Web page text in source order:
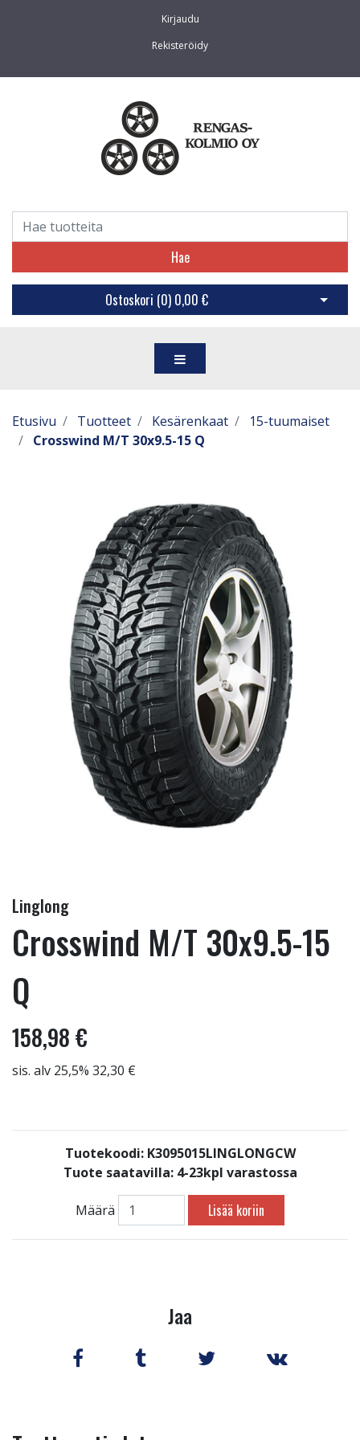
Kirjaudu
Rekisteröidy
Hae
Ostoskori (0) 0,00 € Avaa
Etusivu Tuotteet Kesärenkaat
15-tuumaiset
Crosswind M/T 30x9.5-15 Q
Linglong
Crosswind M/T 30x9.5-15
Q
158,98 €
sis. alv 25,5% 32,30 €
Tuotekoodi: K3095015LINGLONGCW
Tuote saatavilla: 4-23kpl varastossa
Määrä Lisää koriin
Jaa